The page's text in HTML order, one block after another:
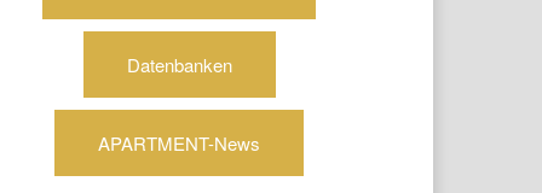
Datenbanken
APARTMENT-News